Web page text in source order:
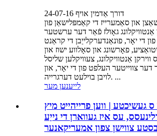
דורך אַדמין אויף 24-07-16
און סאַמערייז די קאַמפּלישאַן פון
גאָולז פֿאַר דער ערשטער
די יאָר, פונאַנדערקלייַבן די קראַנט
פאָרשונג און סאָלווע ישוז און
ווירקן אַנטוויקלונג, צעוויקלען שליסל
צווייטער העלפט פון די יאָר, און
לויבן בוילעט דערגרייה. ...
לייענען מער
געשיכטע | ווען פרייהייט מיץ
עס איז געווארן די נייַע
צווישן צפון אמעריקאנער